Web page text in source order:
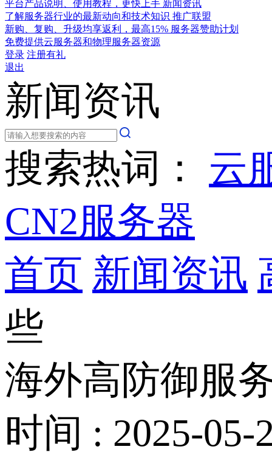
平台产品说明、使用教程，更快上手 新闻资讯
了解服务器行业的最新动向和技术知识 推广联盟
新购、复购、升级均享返利，最高15% 服务器赞助计划
免费提供云服务器和物理服务器资源
登录 注册有礼
退出
新闻资讯
搜索热词： 云
CN2服务器
首页 新闻资讯
些
海外高防御服
时间 : 2025-05-